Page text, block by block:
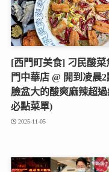
[西門町美食] 刁民酸菜
門中華店 @ 開到凌晨2
臉盆大的酸爽麻辣超
必點菜單)
2025-11-05